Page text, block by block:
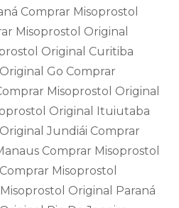
Comprar Misoprostol
Misoprostol Original
Original Curitiba
Go Comprar
Misoprostol Original
Original Ituiutaba
Jundiái Comprar
Comprar Misoprostol
Misoprostol
Original Paraná